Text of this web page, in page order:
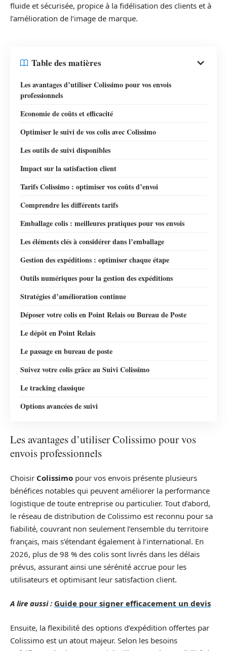
fluide et sécurisée, propice à la fidélisation des clients et à
l’amélioration de l’image de marque.
Table des matières
Les avantages d’utiliser Colissimo pour vos envois
professionnels
Economie de coûts et efficacité
Optimiser le suivi de vos colis avec Colissimo
Les outils de suivi disponibles
Impact sur la satisfaction client
Tarifs Colissimo : optimiser vos coûts d’envoi
Comprendre les différents tarifs
Emballage colis : meilleures pratiques pour vos envois
Les éléments clés à considérer dans l’emballage
Gestion des expéditions : optimiser chaque étape
Outils numériques pour la gestion des expéditions
Stratégies d’amélioration continue
Déposer votre colis en Point Relais ou Bureau de Poste
Le dépôt en Point Relais
Le passage en bureau de poste
Suivez votre colis grâce au Suivi Colissimo
Le tracking classique
Options avancées de suivi
Les avantages d’utiliser Colissimo pour vos
envois professionnels
Choisir Colissimo pour vos envois présente plusieurs
bénéfices notables qui peuvent améliorer la performance
logistique de toute entreprise ou particulier. Tout d’abord,
le réseau de distribution de Colissimo est reconnu pour sa
fiabilité, couvrant non seulement l’ensemble du territoire
français, mais s’étendant également à l’international. En
2026, plus de 98 % des colis sont livrés dans les délais
prévus, assurant ainsi une sérénité accrue pour les
utilisateurs et optimisant leur satisfaction client.
A lire aussi : Guide pour signer efficacement un devis
Ensuite, la flexibilité des options d’expédition offertes par
Colissimo est un atout majeur. Selon les besoins